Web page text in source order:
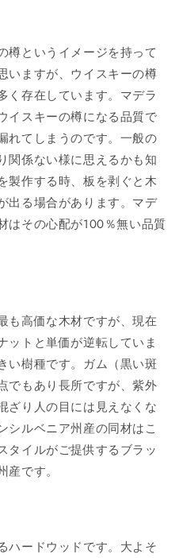
樽というイメージを持って
いますが、ウイスキーの樽
く存在しています。マデラ
イスキーの樽になる品質で
れてしまうのです。一般の
関係ない様に思えるかも知
製作する時、板を剥ぐと木
出る場合があります。マデ
はその心配が100％無い品質
も高価な木材ですが、現在
ットと単価が逆転していま
い樹種です。ガム（黒い斑
でもあり長所ですが、紫外
ざり人の目には見えなくな
シルベニア州産の同材はこ
タイルがご提供するブラッ
です。
ハードウッドです。大よそ